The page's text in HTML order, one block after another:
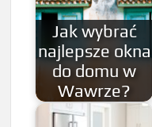
Jak wybrać
najlepsze okna
do domu w
Wawrze?